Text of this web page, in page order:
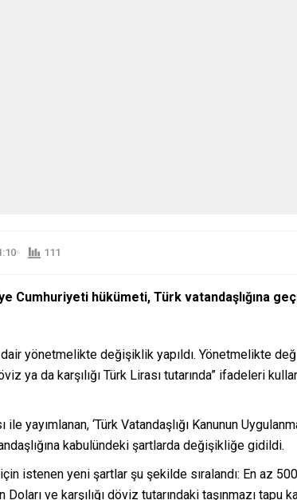
111
hükümeti, Türk vatandaşlığına
dair yönetmelikte değişiklik yapıldı. Yönetmelikte
ya da karşılığı Türk Lirası tutarında” ifadeleri
ile yayımlanan, ‘Türk Vatandaşlığı Kanunun
kabulündeki şartlarda değişikliğe gidildi.
istenen yeni şartlar şu şekilde sıralandı: En az
ve karşılığı döviz tutarındaki taşınmazı tapu